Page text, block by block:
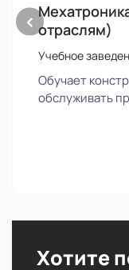
‹ отраслям)
Учебное
Обучает
обслуживать
Хотите